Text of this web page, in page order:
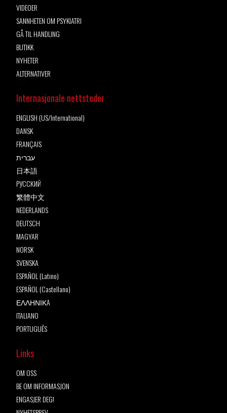
VIDEOER
SANNHETEN OM PSYKIATRI
GÅ TIL HANDLING
BUTIKK
NYHETER
ALTERNATIVER
Internasjonale nettsteder
ENGLISH (US/International)
DANSK
FRANÇAIS
עברית
日本語
РУССКИЙ
繁體中文
NEDERLANDS
DEUTSCH
MAGYAR
NORSK
SVENSKA
ESPAÑOL (Latino)
ESPAÑOL (Castellano)
ΕΛΛΗΝΙΚA
ITALIANO
PORTUGUÊS
Links
OM OSS
BE OM INFORMASJON
ENGASJER DEG!